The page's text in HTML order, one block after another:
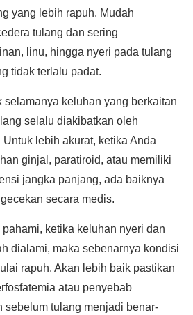
yang lebih rapuh. Mudah
tulang dan sering
linu, hingga nyeri pada tulang
tidak terlalu padat.
selamanya keluhan yang berkaitan
selalu diakibatkan oleh
Untuk lebih akurat, ketika Anda
ginjal, paratiroid, atau memiliki
jangka panjang, ada baiknya
secara medis.
ketika keluhan nyeri dan
dialami, maka sebenarnya kondisi
rapuh. Akan lebih baik pastikan
atau penyebab
sebelum tulang menjadi benar-